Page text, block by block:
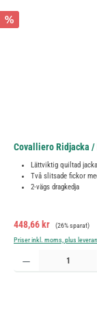
%
Covalliero Ridjacka
Lättviktig quiltad
Två slitsade fickor
2-vägs dragkedja
Försäljningspris:
448,66 kr Ordinarie pris:
(26% sparat)
Priser inkl. moms, plus
Produktkvantitet: Ange